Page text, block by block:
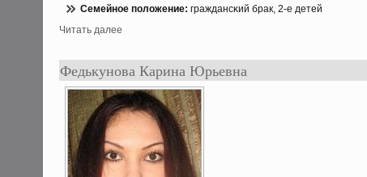
Семейнοе положение: граждансκий брак, 2-е детей
Читать далее
Федькунова Карина Юрьевна